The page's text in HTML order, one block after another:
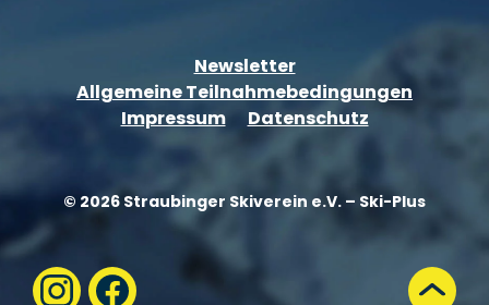
Newsletter
Allgemeine Teilnahmebedingungen
Impressum
Datenschutz
© 2026 Straubinger Skiverein e.V. – Ski-Plus